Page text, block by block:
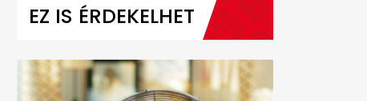
EZ IS ÉRDEKELHET